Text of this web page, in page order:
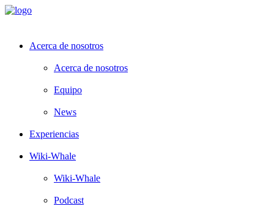
Acerca de nosotros
Acerca de nosotros
Equipo
News
Experiencias
Wiki-Whale
Wiki-Whale
Podcast